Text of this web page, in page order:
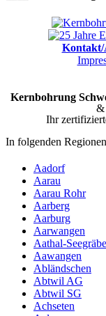
Kontakt/
Kernbohrung
&
Ihr
In folgenden
Aadorf
Aarau
Aarau Rohr
Aarberg
Aarburg
Aarwangen
Aathal-
Aawangen
Abländschen
Abtwil AG
Abtwil SG
Achseten